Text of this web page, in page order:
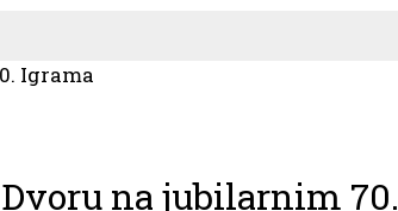
na jubilarnim 70.